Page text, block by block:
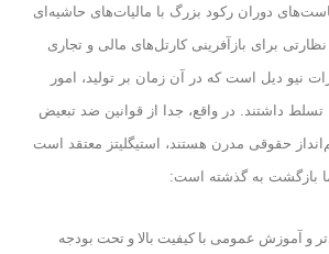
دوران رکود بزرگ با مالیات‌های حاشیه‌ای
نظارتی برای بازآفرینی کارتل‌های مالی و تجاری
نیو دیل است که در آن زمان بر تولید، امور
داشتند. در واقع، جدا از قوانین ضد تبعیض
حقوقی مدرن هستند، استیگلیتز معتقد است
ما بازگشت به گذشته است:
و آموزش عمومی با کیفیت بالا و تحت بودجه